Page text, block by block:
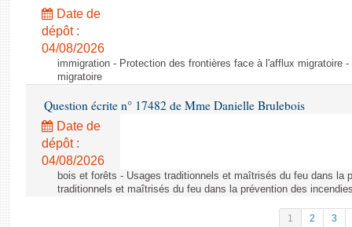
Date de
dépôt :
04/08/2026
immigration - Protection des frontières face à l'afflux migratoire
migratoire
Question écrite n° 17482 de Mme Danielle Brulebois
Date de
dépôt :
04/08/2026
bois et forêts - Usages traditionnels et maîtrisés du feu dans la
traditionnels et maîtrisés du feu dans la prévention des
1 2 3